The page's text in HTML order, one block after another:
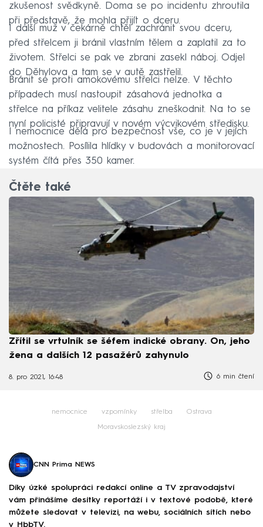
zkušenost svědkyně. Doma se po incidentu zhroutila
při představě, že mohla přijít o dceru.
I další muž v čekárně chtěl zachránit svou dceru,
před střelcem ji bránil vlastním tělem a zaplatil za to
životem. Střelci se pak ve zbrani zasekl náboj. Odjel
do Děhylova a tam se v autě zastřelil.
Bránit se proti amokovému střelci nelze. V těchto
případech musí nastoupit zásahová jednotka a
střelce na příkaz velitele zásahu zneškodnit. Na to se
nyní policisté připravují v novém výcvikovém středisku.
I nemocnice dělá pro bezpečnost vše, co je v jejích
možnostech. Posílila hlídky v budovách a monitorovací
systém čítá přes 350 kamer.
Čtěte také
Zřítil se vrtulník se šéfem indické obrany. On, jeho
žena a dalších 12 pasažérů zahynulo
8. pro 2021, 16:48 6 min čtení
nemocnice vzpomínky střelba Ostrava
Moravskoslezský kraj
CNN Prima NEWS
Díky úzké spolupráci redakcí online a TV zpravodajství
vám přinášíme desítky reportáží i v textové podobě, které
můžete sledovat v televizi, na webu, sociálních sítích nebo
v HbbTV.